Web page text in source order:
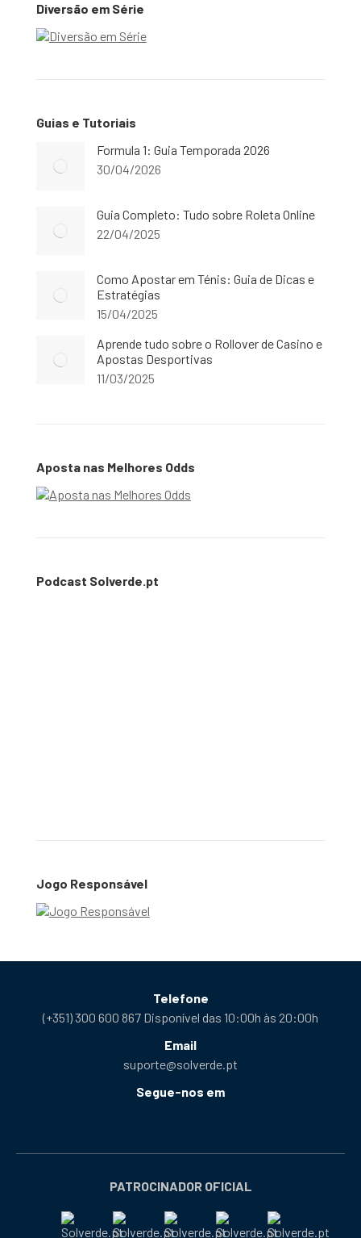
Diversão em Série
Guias e Tutoriais
Formula 1: Guia Temporada 2026
30/04/2026
Guia Completo: Tudo sobre Roleta Online
22/04/2025
Como Apostar em Ténis: Guia de Dicas e
Estratégias
15/04/2025
Aprende tudo sobre o Rollover de Casino e
Apostas Desportivas
11/03/2025
Aposta nas Melhores Odds
Podcast Solverde.pt
Jogo Responsável
Telefone
(+351) 300 600 867 Disponível das 10:00h às 20:00h
Email
suporte@solverde.pt
Segue-nos em
abre
nova
janela
abre
nova
janela
abre
nova
janela
abre
nova
janela
abre
nova
janela
abre
nova
janela
abre
PATROCINADOR OFICIAL